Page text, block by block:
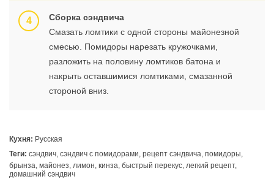
Сборка сэндвича
Смазать ломтики с одной стороны майонезной
смесью. Помидоры нарезать кружочками,
разложить на половину ломтиков батона и
накрыть оставшимися ломтиками, смазанной
стороной вниз.
Кухня: Русская
Теги: сэндвич, сэндвич с помидорами, рецепт сэндвича, помидоры,
брынза, майонез, лимон, кинза, быстрый перекус, легкий рецепт,
домашний сэндвич